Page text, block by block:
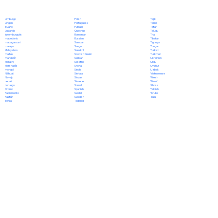
Limburgo
Lingala
lituano
Luganda
luxemburgués
macedónio
madagascarí
malayo
Malayalam
maltés
mandarín
Marathi
Marshallés
mongol
Náhuatl
Navajo
nepalí
noruego
Oromo
Papiamento
Pastún
persa
Polish
Portuguese
Punjabi
Quechua
Romanian
Russian
Samoan
Sango
Sanskrit
Scottish Gaelic
Serbian
Sesotho
Shona
Sindhi
Sinhala
Slovak
Slovene
Somali
Spanish
Swahili
Swedish
Tagalog
Tajik
Tamil
Tatar
Telugu
Thai
Tibetan
Tigrinya
Tongan
Turkish
Turkmen
Ukrainian
Urdu
Uyghur
Uzbek
Vietnamese
Welsh
Wolof
Xhosa
Yiddish
Yoruba
Zulu